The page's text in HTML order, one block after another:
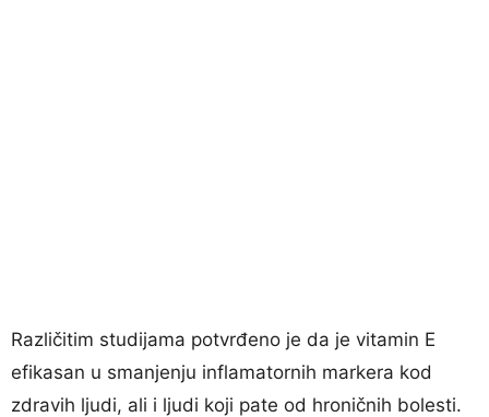
Različitim studijama potvrđeno je da je vitamin E
efikasan u smanjenju inflamatornih markera kod
zdravih ljudi, ali i ljudi koji pate od hroničnih bolesti.